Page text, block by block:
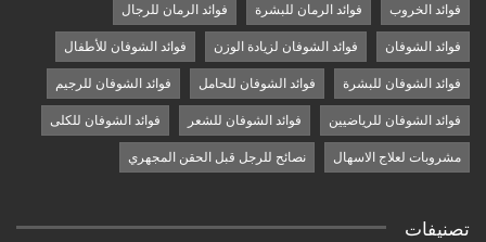
فوائد الخروب فوائد الرمان للبشرة فوائد الرمان للرجال
فوائد الشوفان فوائد الشوفان لزيادة الوزن فوائد الشوفان للأطفال
فوائد الشوفان للبشرة فوائد الشوفان للحامل فوائد الشوفان للرجيم
فوائد الشوفان للرياضيين فوائد الشوفان للشعر فوائد الشوفان للكلى
مشروبات لعلاج الاسهال نصائح للرجل قبل الحقن المجهري
تصنيفات